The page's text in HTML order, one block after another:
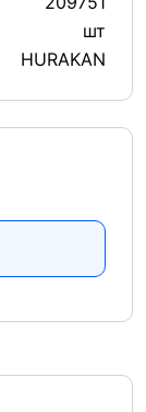
шт
HURAKAN